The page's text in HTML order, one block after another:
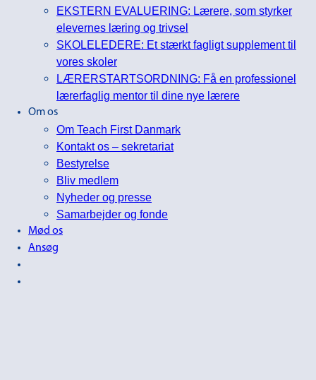
EKSTERN EVALUERING: Lærere, som styrker
elevernes læring og trivsel
SKOLELEDERE: Et stærkt fagligt supplement til
vores skoler
LÆRERSTARTSORDNING: Få en professionel
lærerfaglig mentor til dine nye lærere
Om os
Om Teach First Danmark
Kontakt os – sekretariat
Bestyrelse
Bliv medlem
Nyheder og presse
Samarbejder og fonde
Mød os
Ansøg